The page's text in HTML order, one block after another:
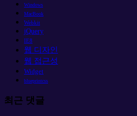
Windows
MacBook
Webkit
jQuery
IE8
웹 디자인
웹 접근성
Widget
blueprintcss
최근 댓글